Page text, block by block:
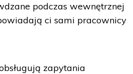
podczas wewnętrznej
ci sami pracownicy
zapytania